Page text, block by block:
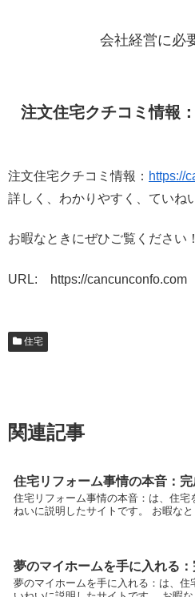
会社経営に必
注文住宅クチコミ情報
注文住宅クチコミ情報： https://
詳しく、わかりやすく、ていね
お暇なときにぜひご覧ください！
URL: https://cancunconfo.com
住宅
関連記事
住宅リフォーム事情の本音：完
住宅リフォーム事情の本音：は、住
ねいに説明したサイトです。 お暇な
夢のマイホームを手に入れる：
夢のマイホームを手に入れる：は、住